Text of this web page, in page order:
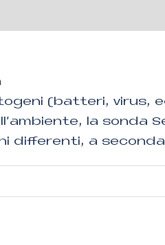
(batteri, virus,
la sonda
differenti, a